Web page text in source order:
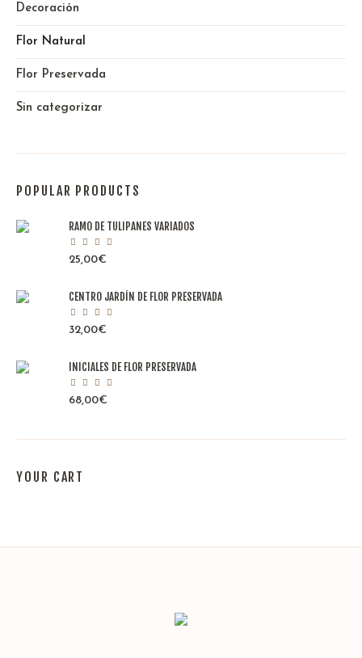
Decoración
Flor Natural
Flor Preservada
Sin categorizar
POPULAR PRODUCTS
RAMO DE TULIPANES VARIADOS
25,00€
CENTRO JARDÍN DE FLOR PRESERVADA
32,00€
INICIALES DE FLOR PRESERVADA
68,00€
YOUR CART